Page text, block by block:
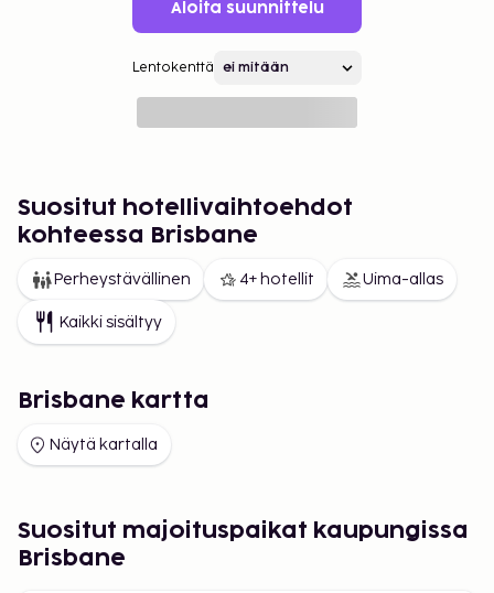
Aloita suunnittelu
Lentokenttä
Suositut hotellivaihtoehdot
kohteessa Brisbane
Perheystävällinen 4+ hotellit Uima-allas
Kaikki sisältyy
Brisbane kartta
Näytä kartalla
Suositut majoituspaikat kaupungissa
Brisbane